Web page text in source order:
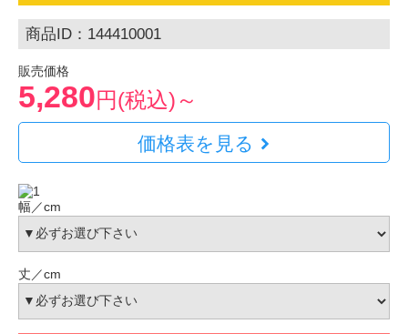
商品ID：144410001
販売価格
5,280円(税込)～
価格表を見る
幅／cm
丈／cm